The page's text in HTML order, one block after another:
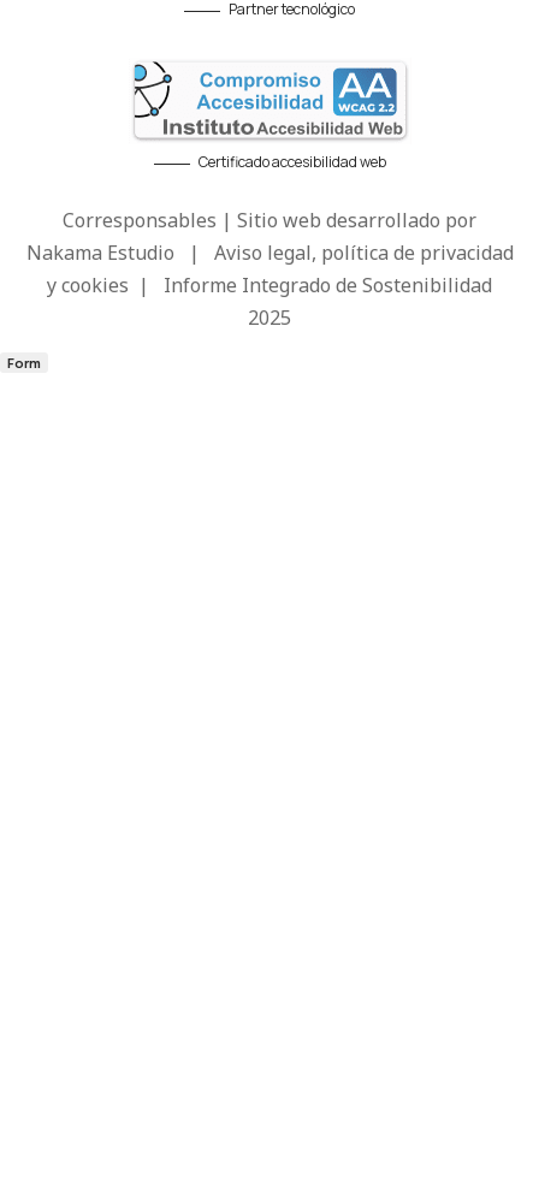
Partner tecnológico
Certificado accesibilidad web
Corresponsables | Sitio web desarrollado por
Nakama Estudio | Aviso legal, política de privacidad
y cookies | Informe Integrado de Sostenibilidad
2025
Form